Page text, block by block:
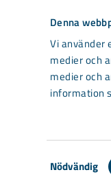
Denna
Vi använder
medier och
medier och
information
Samtyckesval
Nödvändig
Kiruna
Telefon
Gällivare